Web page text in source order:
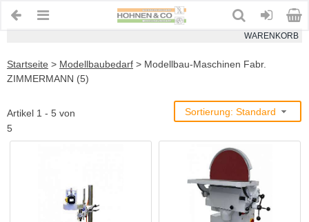
WARENKORB
Startseite > Modellbaubedarf > Modellbau-Maschinen Fabr.
ZIMMERMANN (5)
Artikel 1 - 5 von
5
Sortierung: Standard